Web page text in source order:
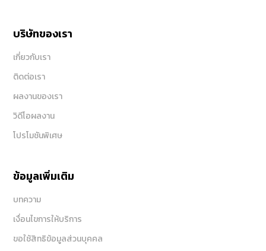
บริษัทของเรา
เกี่ยวกับเรา
ติดต่อเรา
ผลงานของเรา
วิดีโอผลงาน
โปรโมชันพิเศษ
ข้อมูลเพิ่มเติม
บทความ
เงื่อนไขการให้บริการ
ขอใช้สิทธิข้อมูลส่วนบุคคล